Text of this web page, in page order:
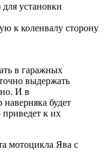
установки
к коленвалу сторону
в гаражных
выдержать
И в
будет
приведет к их
мотоцикла Ява с